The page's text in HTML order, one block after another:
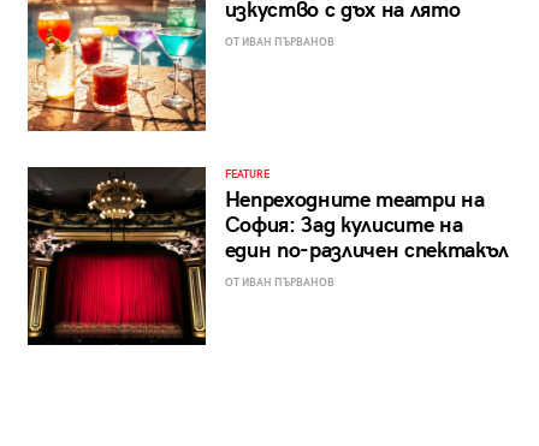
изкуство с дъх на лято
ОТ ИВАН ПЪРВАНОВ
FEATURE
Непреходните театри на
София: Зад кулисите на
един по-различен спектакъл
ОТ ИВАН ПЪРВАНОВ